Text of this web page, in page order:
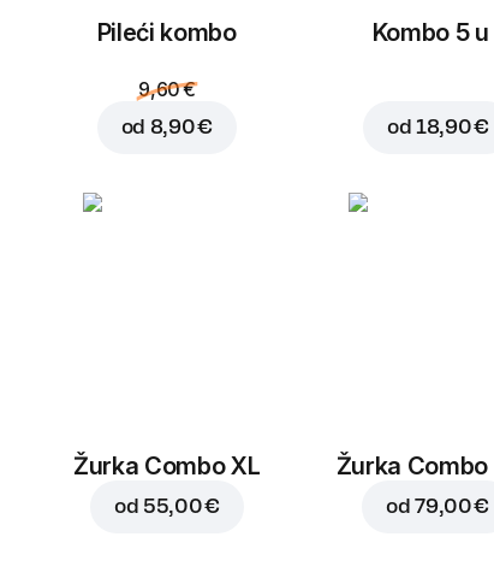
Pileći kombo
9,60 €
od 8,90 €
Kombo 5 u
od 18,90 €
Žurka Combo XL
od 55,00 €
Žurka Combo
od79,00 €